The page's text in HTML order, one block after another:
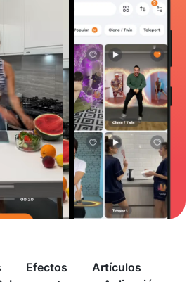
Efectos
Artículos